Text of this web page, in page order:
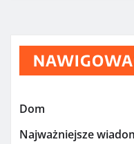
Dom
Najważniejsze